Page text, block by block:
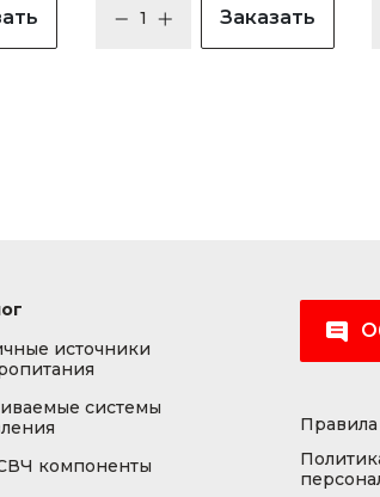
Заказать
источники
системы
компоненты
Правила